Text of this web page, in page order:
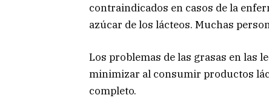
contraindicados en casos de la
azúcar de los lácteos. Muchas
Los problemas de las grasas en las
minimizar al consumir productos
completo.